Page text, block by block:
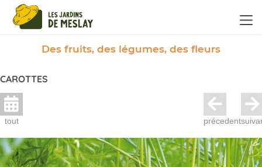
Des fruits, des légumes, des fleurs
CAROTTES
tout précedent
Panneau de gestion des cookies